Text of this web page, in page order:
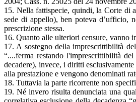
15. Nella fattispecie, quindi, la Corte di
sede di appello), ben poteva d’ufficio,
prescrizione stessa.
16. Quanto alle ulteriori censure,
17. A sostegno della imprescrittibilità
“....ferma restando l'imprescrittibilità
decadere), invece, i diritti
alla prestazione e vengono denominati
18. Tuttavia la parte ricorrente non
19. Né invero risulta denunciata una